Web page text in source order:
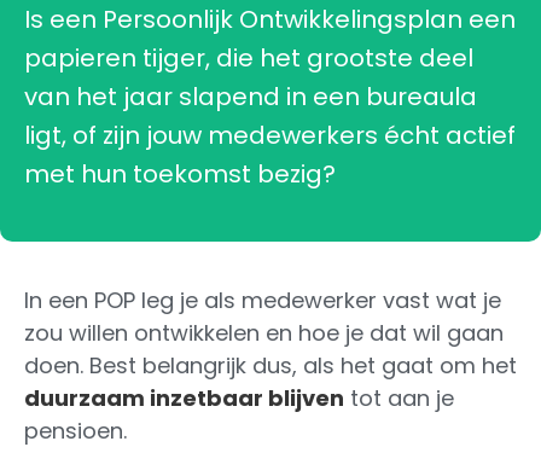
Is een Persoonlijk Ontwikkelingsplan een
papieren tijger, die het grootste deel
van het jaar slapend in een bureaula
ligt, of zijn jouw medewerkers écht actief
met hun toekomst bezig?
In een POP leg je als medewerker vast wat je
zou willen ontwikkelen en hoe je dat wil gaan
doen. Best belangrijk dus, als het gaat om het
duurzaam inzetbaar blijven tot aan je
pensioen.